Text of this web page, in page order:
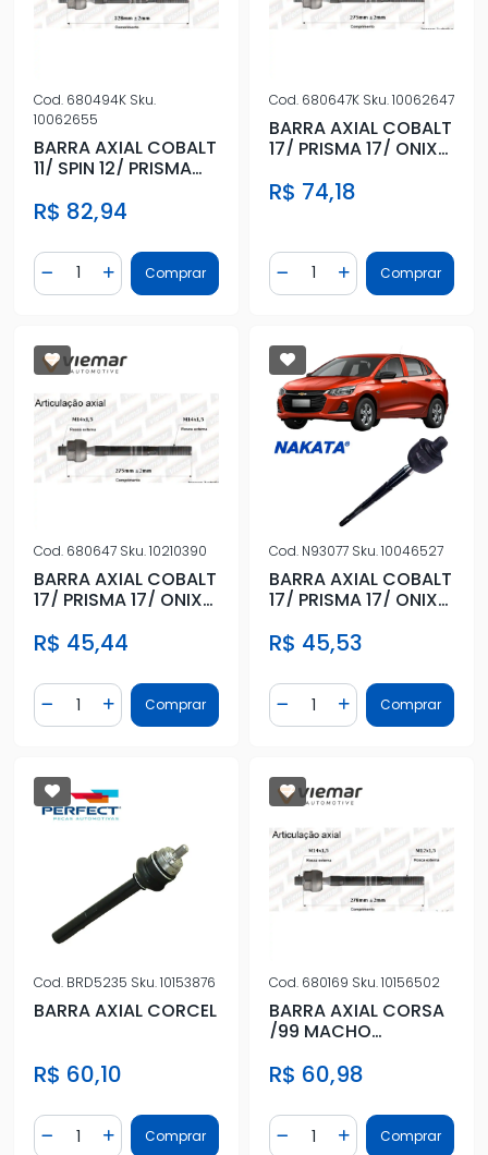
Cod. 680494K Sku.
10062655
BARRA AXIAL COBALT
11/ SPIN 12/ PRISMA
R$ 82,94
Diminuir Quantidade
Quantidade
Adicionar Quantidade
Comprar
Cod. 680647K Sku.10062647
BARRA AXIAL COBALT
17/ PRISMA 17/ ONIX
R$ 74,18
Diminuir Quantidade
Quantidade
AdicionarComprar
Cod. 680647 Sku.10210390
BARRA AXIAL COBALT
17/ PRISMA 17/ ONIX
R$ 45,44
Diminuir Quantidade
Quantidade
Adicionar Quantidade
Comprar
Cod. N93077 Sku.10046527
BARRA AXIAL COBALT
17/ PRISMA 17/ ONIX
R$ 45,53
Diminuir Quantidade
Quantidade
AdicionarComprar
Cod. BRD5235 Sku.10153876
BARRA AXIAL CORCEL
R$ 60,10
Diminuir Quantidade
Quantidade
Adicionar Quantidade
Comprar
Cod. 680169 Sku.10156502
BARRA AXIAL CORSA
/99 MACHO
R$ 60,98
Diminuir Quantidade
Quantidade
AdicionarComprar